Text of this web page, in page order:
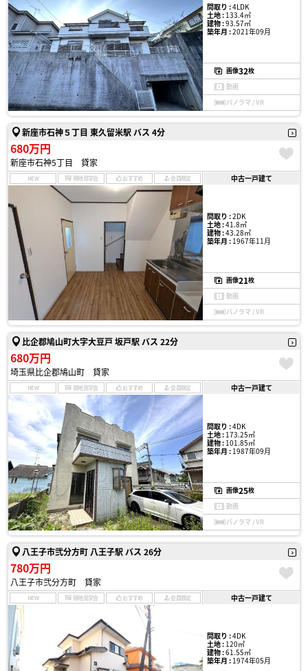
間取り :4LDK
土地 :133.4㎡
建物 :93.57㎡
築年月 :2021年09月
画像32枚
動画
パノラマ / VR
新座市石神５丁目 東久留米駅 バス 4分
680万円
新座市石神5丁目 貸家
NEW 現地見学会 おすすめ 会員限定 中古一戸建て
間取り :2DK
土地 :41.8㎡
建物 :43.28㎡
築年月 :1967年11月
画像21枚
動画
パノラマ / VR
比企郡鳩山町大字大豆戸 坂戸駅 バス 22分
680万円
埼玉県比企郡鳩山町 貸家
NEW 現地見学会 おすすめ 会員限定 中古一戸建て
間取り :4DK
土地 :173.25㎡
建物 :101.85㎡
築年月 :1987年09月
画像25枚
動画
パノラマ / VR
八王子市弐分方町 八王子駅 バス 26分
780万円
八王子市弐分方町 貸家
NEW 現地見学会 おすすめ 会員限定 中古一戸建て
間取り :4DK
土地 :120㎡
建物 :61.55㎡
築年月 :1974年05月